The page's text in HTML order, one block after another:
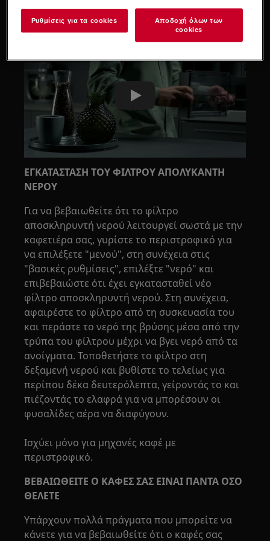
Εάν έχετε καφετιέρα με οθόνη αφής:
Play
ΕΓΚΑΤΑΣΤΑΣΗ ΤΟΥ ΦΙΛΤΡΟΥ ΑΠΟΛΥΚΑΝΤΗ
ΝΕΡΟΥ
Για να βεβαιωθείτε ότι το φίλτρο
αποσκληρυντή νερού λειτουργεί σωστά με την
καφετιέρα σας, γυρίστε το περιστροφικό για
να επιλέξετε "μενού", στη συνέχεια στις
"βασικές ρυθμίσεις", επιλέξτε "νερό" και
επιβεβαιώστε ότι έχει εγκατασταθεί νέο
φίλτρο αποσκληρυντή νερού. Στη συνέχεια,
αφαιρέστε το φίλτρο από τη συσκευασία του
και περάστε το νερό της βρύσης μέσα από την
τρύπα του φίλτρου μέχρι να βγει νερό από τα
ανοίγματα. Τοποθετήστε το φίλτρο στη
δεξαμενή νερού και βυθίστε το τελείως για
περίπου δέκα δευτερόλεπτα, γείροντάς το και
πιέζοντάς το ελαφρά για να μπορέσουν οι
φυσαλίδες αέρα να διαφύγουν.
Ισχύει μόνο για μηχανές καφέ με
περιστροφικό.
ΒΕΒΑΙΩΘΕΙΤΕ Ο ΚΑΦΕΣ ΣΑΣ ΕΙΝΑΙ ΠΑΝΤΑ ΟΣΟ
ΘΕΛΕΤΕ
Υπάρχουν πολλά πράγματα που μπορείτε να
κάνετε για να βεβαιωθείτε ότι ο καφές σας
Ρυθμίσεις για τα cookies
Αποδοχή όλων των
cookies